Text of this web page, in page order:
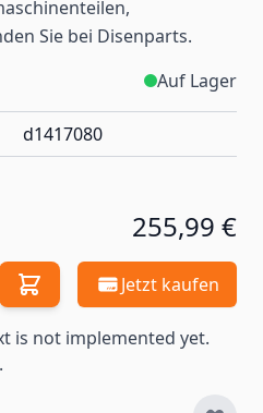
Sie bei Disenparts.
Auf Lager
d1417080
255,99 €
Jetzt kaufen
is not implemented yet.